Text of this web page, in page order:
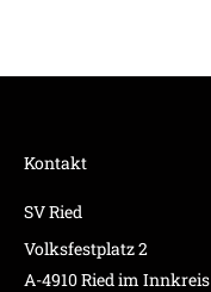
Kontakt
SV Ried
Volksfestplatz 2
A-4910 Ried im Innkreis